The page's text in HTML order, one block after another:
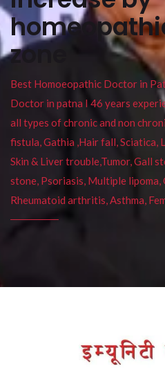
zone
Best Homoeopathic Doctor in
Doctor in patna I 46 years
all types of chronic and non
fistula, Gathia ,Hair fall, Sciatica,
Skin & Liver trouble,Tumor, Gall
stone, Psoriasis, Multiple lipoma,
Rheumatoid arthritis, Asthma,